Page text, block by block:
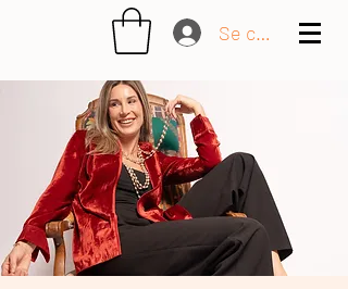
Se connecter